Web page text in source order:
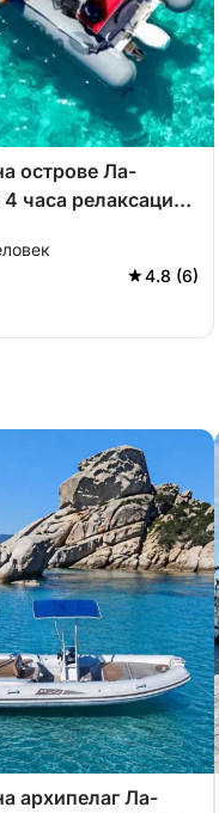
острове Ла-
часа релаксации
4.8 (6)
архипелаг Ла-